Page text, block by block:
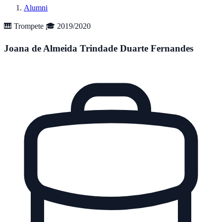
Alumni
🎹 Trompete 🎓 2019/2020
Joana de Almeida Trindade Duarte Fernandes